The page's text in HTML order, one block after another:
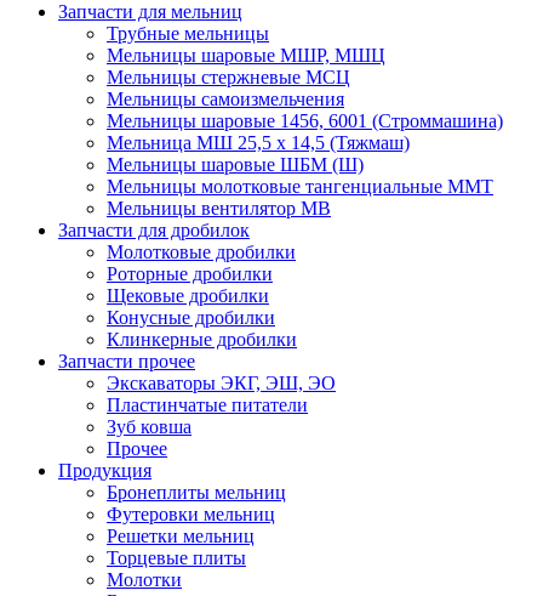
Запчасти для мельниц
Трубные мельницы
Мельницы шаровые МШР, МШЦ
Мельницы стержневые МСЦ
Мельницы самоизмельчения
Мельницы шаровые 1456, 6001 (Строммашина)
Мельница МШ 25,5 х 14,5 (Тяжмаш)
Мельницы шаровые ШБМ (Ш)
Мельницы молотковые тангенциальные ММТ
Мельницы вентилятор МВ
Запчасти для дробилок
Молотковые дробилки
Роторные дробилки
Щековые дробилки
Конусные дробилки
Клинкерные дробилки
Запчасти прочее
Экскаваторы ЭКГ, ЭШ, ЭО
Пластинчатые питатели
Зуб ковша
Прочее
Продукция
Бронеплиты мельниц
Футеровки мельниц
Решетки мельниц
Торцевые плиты
Молотки